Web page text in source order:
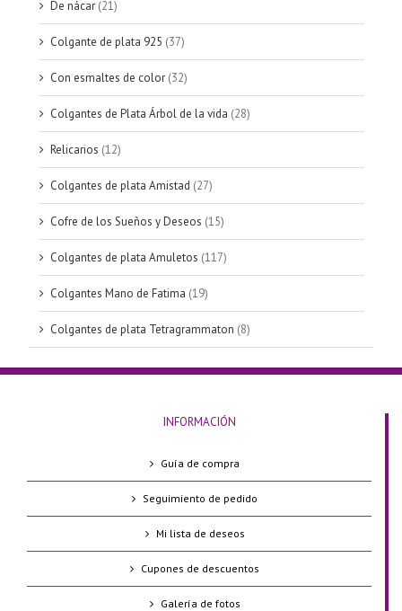
De nácar (21)
Colgante de plata 925 (37)
Con esmaltes de color (32)
Colgantes de Plata Árbol de la vida (28)
Relicarios (12)
Colgantes de plata Amistad (27)
Cofre de los Sueños y Deseos (15)
Colgantes de plata Amuletos (117)
Colgantes Mano de Fatima (19)
Colgantes de plata Tetragrammaton (8)
INFORMACIÓN
Guía de compra
Seguimiento de pedido
Mi lista de deseos
Cupones de descuentos
Galería de fotos